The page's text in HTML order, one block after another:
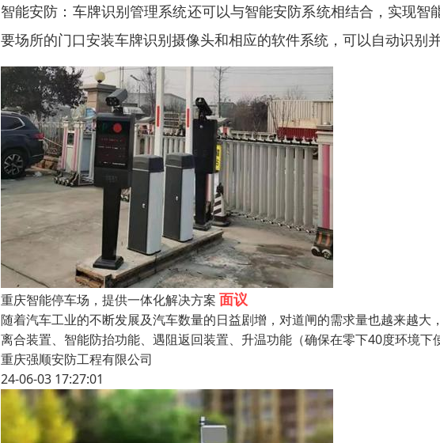
智能安防：车牌识别管理系统还可以与智能安防系统相结合，实现
要场所的门口安装车牌识别摄像头和相应的软件系统，可以自动识别
重庆智能停车场，提供一体化解决方案 面议
随着汽车工业的不断发展及汽车数量的日益剧增，对道闸的需求量也越来越
离合装置、智能防抬功能、遇阻返回装置、升温功能（确保在零下40度环境
重庆强顺安防工程有限公司
24-06-03 17:27:01